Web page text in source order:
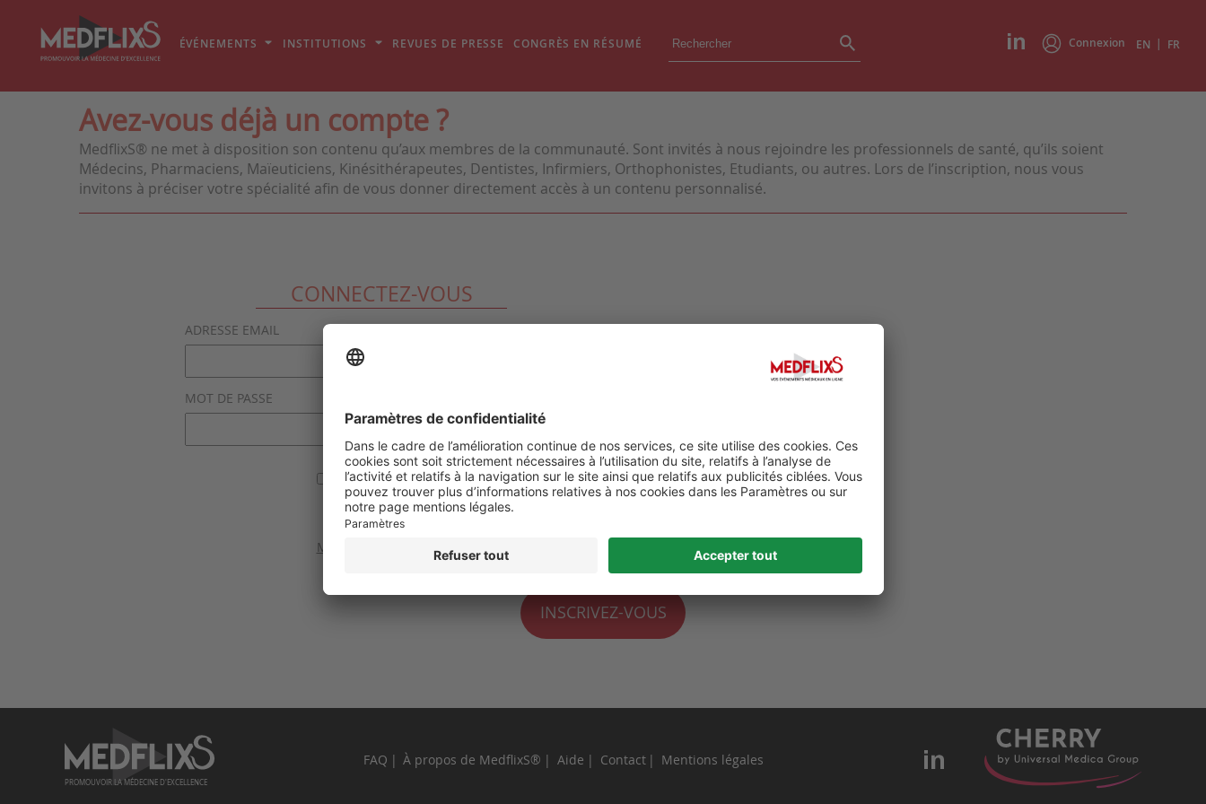
Connexion EN | FR
ÉVÉNEMENTS INSTITUTIONS REVUES DE PRESSE CONGRÈS EN RÉSUMÉ
Avez-vous déjà un compte ?
MedflixS® ne met à disposition son contenu qu’aux membres de la communauté. Sont invités à nous rejoindre les professionnels de santé, qu’ils soient
Médecins, Pharmaciens, Maïeuticiens, Kinésithérapeutes, Dentistes, Infirmiers, Orthophonistes, Etudiants, ou autres. Lors de l’inscription, nous vous
invitons à préciser votre spécialité afin de vous donner directement accès à un contenu personnalisé.
CONNECTEZ-VOUS
ADRESSE EMAIL
MOT DE PASSE
Se souvenir de moi
Valider
Mot de passe perdu ?
INSCRIVEZ-VOUS
PROMOUVOIR LA MÉDECINE D'EXCELLENCE
FAQ À propos de MedflixS® Aide Contact Mentions légales